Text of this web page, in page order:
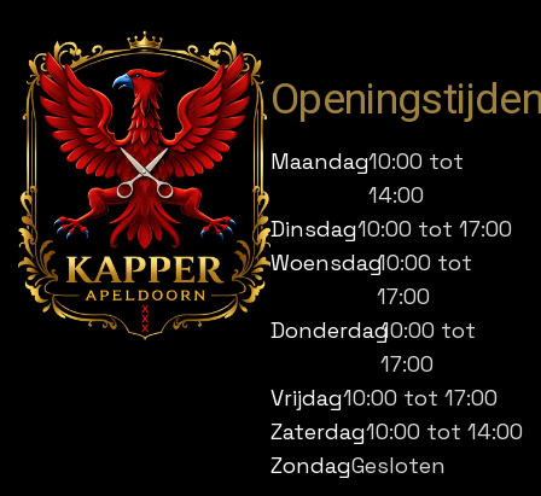
Maandag10:00 tot
14:00
Dinsdag10:00 tot 17:00
Woensdag10:00 tot
17:00
Donderdag10:00 tot
17:00
Vrijdag10:00 tot 17:00
Zaterdag10:00 tot 14:00
ZondagGesloten